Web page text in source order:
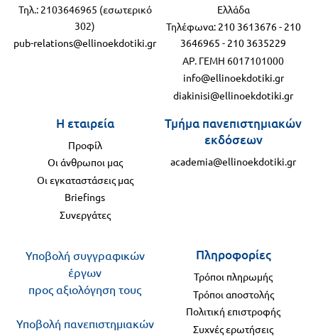
Ελλάδα
Τηλέφωνα: 210 3613676- 210
3646965 - 210 3635229
ΑΡ. ΓΕΜΗ 6017101000
info@ellinoekdotiki.gr
diakinisi@ellinoekdotiki.gr
Η εταιρεία
Προφίλ
Οι άνθρωποι μας
Οι εγκαταστάσεις μας
Briefings
Συνεργάτες
Τηλ.: 2103646965 (εσωτερικό
302)
pub-relations@ellinoekdotiki.gr
Τμήμα πανεπιστημιακών
εκδόσεων
academia@ellinoekdotiki.gr
Πληροφορίες
Τρόποι πληρωμής
Τρόποι αποστολής
Πολιτική επιστροφής
Συχνές ερωτήσεις
Υποβολή συγγραφικών
έργων
προς αξιολόγηση τους
Υποβολή πανεπιστημιακών